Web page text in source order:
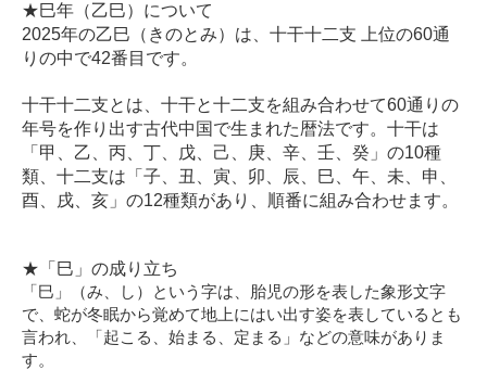
★巳年（乙巳）について
2025年の乙巳（きのとみ）は、十干十二支 上位の60通
りの中で42番目です。
十干十二支とは、十干と十二支を組み合わせて60通りの
年号を作り出す古代中国で生まれた暦法です。十干は
「甲、乙、丙、丁、戊、己、庚、辛、壬、癸」の10種
類、十二支は「子、丑、寅、卯、辰、巳、午、未、申、
酉、戌、亥」の12種類があり、順番に組み合わせます。
★「巳」の成り立ち
「巳」（み、し）という字は、胎児の形を表した象形文字
で、蛇が冬眠から覚めて地上にはい出す姿を表しているとも
言われ、「起こる、始まる、定まる」などの意味がありま
す。